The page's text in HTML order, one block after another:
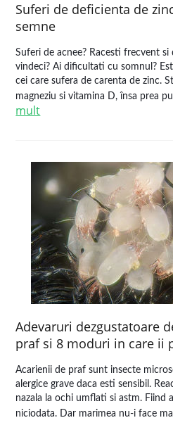
Suferi de deficienta de
semne
Suferi de acnee? Racesti frecvent
vindeci? Ai dificultati cu somnul?
cei care sufera de carenta de zinc.
magneziu si vitamina D, însa prea
mult
Adevaruri dezgustatoare
praf si 8 moduri in care ii
Acarienii de praf sunt insecte
alergice grave daca esti sensibil.
nazala la ochi umflati si astm. Fiind
niciodata. Dar marimea nu-i face